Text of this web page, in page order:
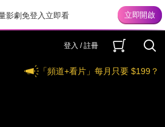
影劇免登入立即看
登入 / 註冊
「頻道+看片」每月只要 $199？